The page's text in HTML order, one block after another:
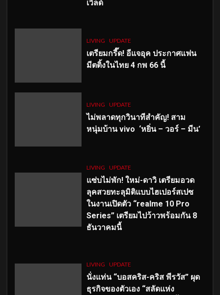
เวิลด์
LIVING UPDATE
เตรียมกรี๊ด! อีแจอุค ประกาศแฟน
มีตติ้งในไทย 4 กพ 66 นี้
LIVING UPDATE
ไม่พลาดทุกวินาทีสำคัญ! สาม
หนุ่มบ้าน vivo ‘หยิ่น – วอร์ – มีน’
LIVING UPDATE
แซ่บไม่พัก! ใหม่-ดาวิ เตรียมอวด
ลุคสวยทะลุมิติแบบไฮเปอร์สเปซ
ในงานเปิดตัว “realme 10 Pro
Series” เตรียมไปว้าวพร้อมกัน 8
ธันวาคมนี้
LIVING UPDATE
นั่งแท่น “บอสคริส-คริส พีรวัส” ผุด
ธุรกิจของตัวเอง “สลัดแห่ง